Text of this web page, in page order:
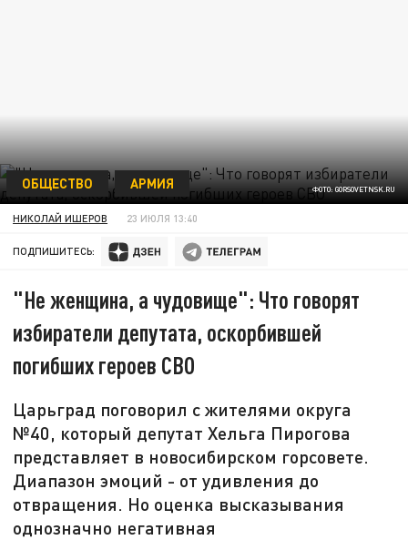
ФОТО: GORSOVETNSK.RU
ОБЩЕСТВО АРМИЯ
НИКОЛАЙ ИШЕРОВ 23 ИЮЛЯ 13:40
ПОДПИШИТЕСЬ:
"Не женщина, а чудовище": Что говорят
избиратели депутата, оскорбившей
погибших героев СВО
Царьград поговорил с жителями округа
№40, который депутат Хельга Пирогова
представляет в новосибирском горсовете.
Диапазон эмоций - от удивления до
отвращения. Но оценка высказывания
однозначно негативная